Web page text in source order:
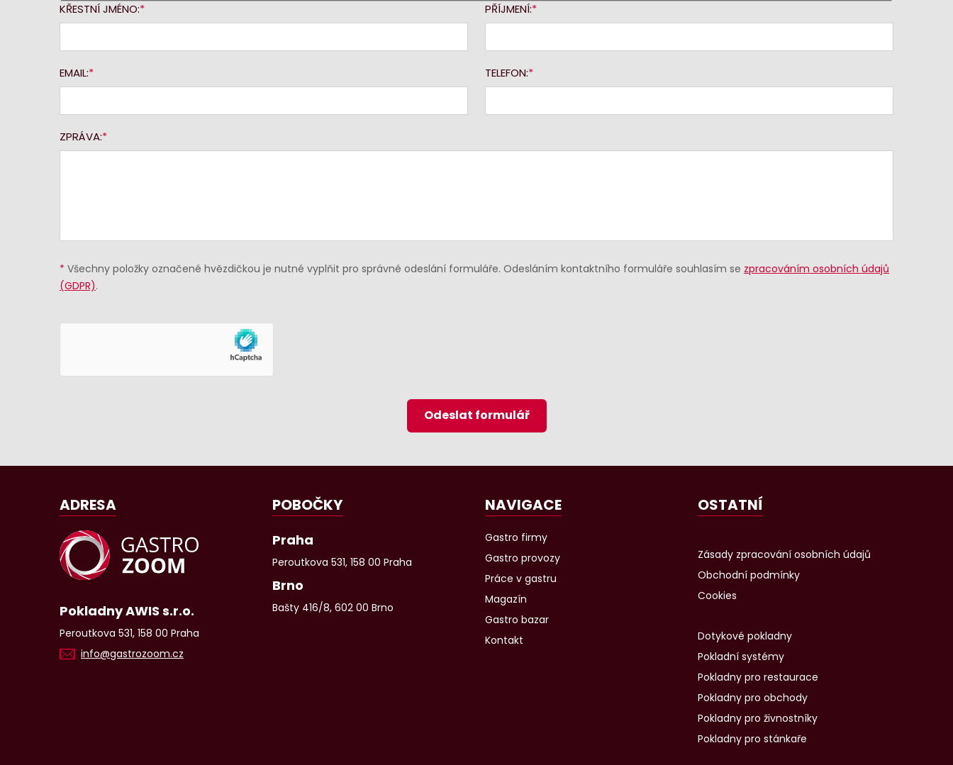
KŘESTNÍ JMÉNO: PŘÍJMENÍ:
EMAIL: TELEFON:
ZPRÁVA:
* Všechny položky označené hvězdičkou je nutné vyplňit pro správné odeslání formuláře. Odesláním kontaktního formuláře souhlasím se zpracováním osobních údajů
(GDPR).
Odeslat formulář
ADRESA
Pokladny AWIS s.r.o.
Peroutkova 531, 158 00 Praha
info@gastrozoom.cz
POBOČKY
Praha
Peroutkova 531, 158 00 Praha
Brno
Bašty 416/8, 602 00 Brno
NAVIGACE
Gastro firmy
Gastro provozy
Práce v gastru
Magazín
Gastro bazar
Kontakt
OSTATNÍ
Zásady zpracování osobních údajů
Obchodní podmínky
Cookies
Dotykové pokladny
Pokladní systémy
Pokladny pro restaurace
Pokladny pro obchody
Pokladny pro živnostníky
Pokladny pro stánkaře